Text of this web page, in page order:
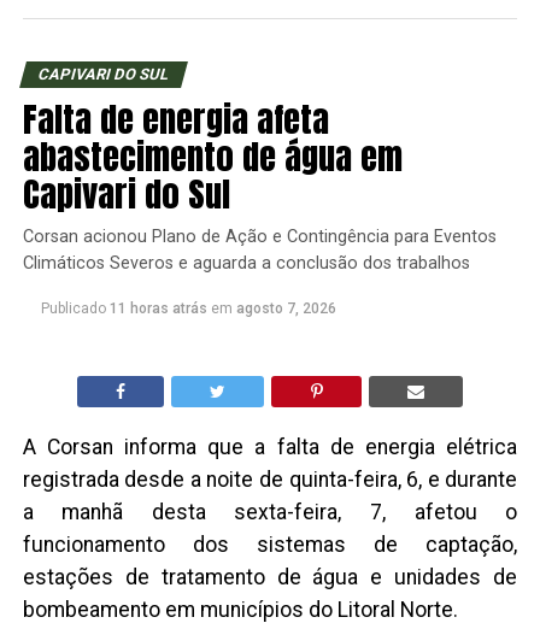
CAPIVARI DO SUL
Falta de energia afeta
abastecimento de água em
Capivari do Sul
Corsan acionou Plano de Ação e Contingência para Eventos
Climáticos Severos e aguarda a conclusão dos trabalhos
Publicado 11 horas atrás em agosto 7, 2026
A Corsan informa que a falta de energia elétrica
registrada desde a noite de quinta-feira, 6, e durante
a manhã desta sexta-feira, 7, afetou o
funcionamento dos sistemas de captação,
estações de tratamento de água e unidades de
bombeamento em municípios do Litoral Norte.